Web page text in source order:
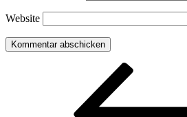
Website
Beitragsnavigation